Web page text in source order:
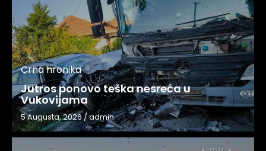
Crna hronika
Jutros ponovo teška nesreća u
Vukovijama
5 Augusta, 2026/admin